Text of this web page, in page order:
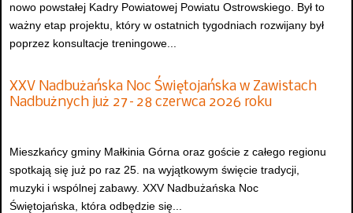
nowo powstałej Kadry Powiatowej Powiatu Ostrowskiego. Był to
ważny etap projektu, który w ostatnich tygodniach rozwijany był
poprzez konsultacje treningowe...
XXV Nadbużańska Noc Świętojańska w Zawistach
Nadbużnych już 27–28 czerwca 2026 roku
Mieszkańcy gminy Małkinia Górna oraz goście z całego regionu
spotkają się już po raz 25. na wyjątkowym święcie tradycji,
muzyki i wspólnej zabawy. XXV Nadbużańska Noc
Świętojańska, która odbędzie się...